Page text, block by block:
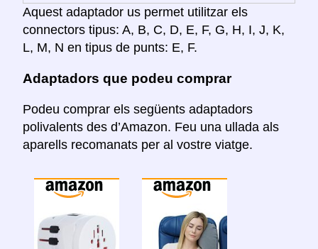
Aquest adaptador us permet utilitzar els
connectors tipus: A, B, C, D, E, F, G, H, I, J, K,
L, M, N en tipus de punts: E, F.
Adaptadors que podeu comprar
Podeu comprar els següents adaptadors
polivalents des d’Amazon. Feu una ullada als
aparells recomanats per al vostre viatge.